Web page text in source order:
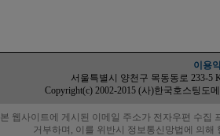
이용
서울특별시 양천구 목동동로 233-5
Copyright(c) 2002-2015 (사)한국호스팅도
본 웹사이트에 게시된 이메일 주소가 전자우편 수집
거부하며, 이를 위반시 정보통신망법에 의해